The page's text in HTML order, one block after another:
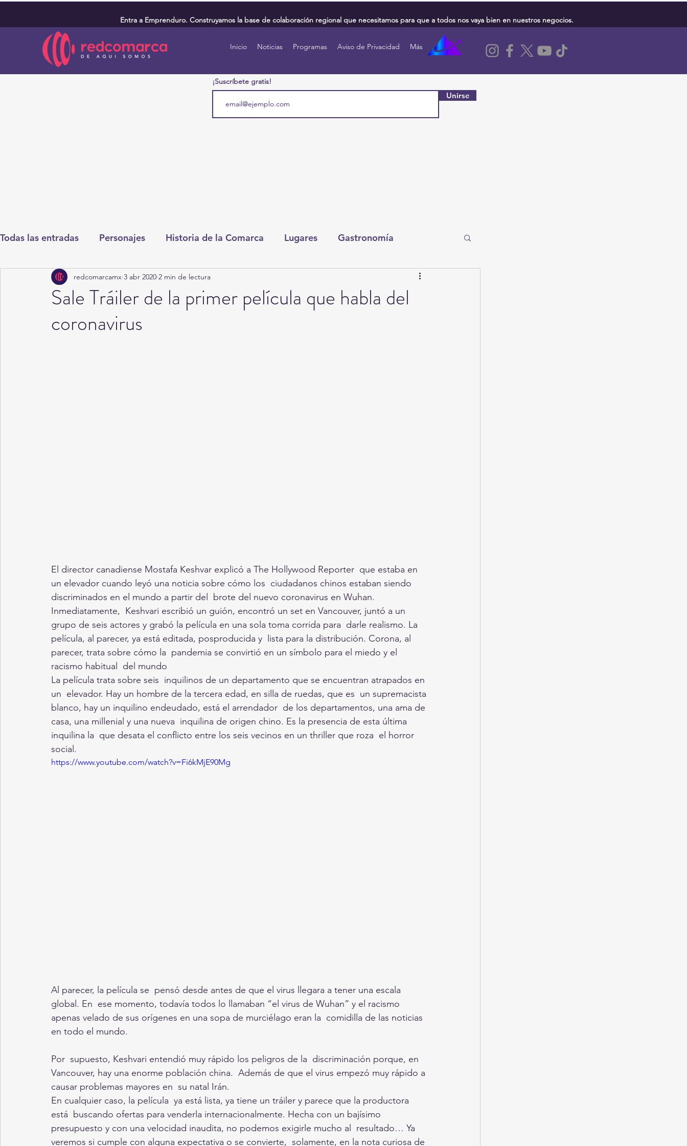
Entra a Emprenduro. Construyamos la base de colaboración regional que necesitamos para que a todos nos vaya bien en nuestros negocios.
Inicio Noticias Programas Aviso de Privacidad Más
¡Suscríbete gratis!
Unirse
Todas las entradas Personajes Historia de la Comarca Lugares Gastronomía
Deportes Salud Entretenimiento Torreón
Round Cero Columnistas
Sale Tráiler de la primer película que habla del
coronavirus
redcomarcamx 3 abr 2020 2 min de lectura
El director canadiense Mostafa Keshvar explicó a The Hollywood Reporter  que estaba en
un elevador cuando leyó una noticia sobre cómo los  ciudadanos chinos estaban siendo
discriminados en el mundo a partir del  brote del nuevo coronavirus en Wuhan.
Inmediatamente,  Keshvari escribió un guión, encontró un set en Vancouver, juntó a un
grupo de seis actores y grabó la película en una sola toma corrida para  darle realismo. La
película, al parecer, ya está editada, posproducida y  lista para la distribución. Corona, al
parecer, trata sobre cómo la  pandemia se convirtió en un símbolo para el miedo y el
racismo habitual  del mundo
La película trata sobre seis  inquilinos de un departamento que se encuentran atrapados en
un  elevador. Hay un hombre de la tercera edad, en silla de ruedas, que es  un supremacista
blanco, hay un inquilino endeudado, está el arrendador  de los departamentos, una ama de
casa, una millenial y una nueva  inquilina de origen chino. Es la presencia de esta última
inquilina la  que desata el conflicto entre los seis vecinos en un thriller que roza  el horror
social.
https://www.youtube.com/watch?v=Fi6kMjE90Mg
Al parecer, la película se  pensó desde antes de que el virus llegara a tener una escala
global. En  ese momento, todavía todos lo llamaban “el virus de Wuhan” y el racismo
apenas velado de sus orígenes en una sopa de murciélago eran la  comidilla de las noticias
en todo el mundo.
Por  supuesto, Keshvari entendió muy rápido los peligros de la  discriminación porque, en
Vancouver, hay una enorme población china.  Además de que el virus empezó muy rápido a
causar problemas mayores en  su natal Irán.
En cualquier caso, la película  ya está lista, ya tiene un tráiler y parece que la productora
está  buscando ofertas para venderla internacionalmente. Hecha con un bajísimo
presupuesto y con una velocidad inaudita, no podemos exigirle mucho al  resultado… Ya
veremos si cumple con alguna expectativa o se convierte,  solamente, en la nota curiosa de